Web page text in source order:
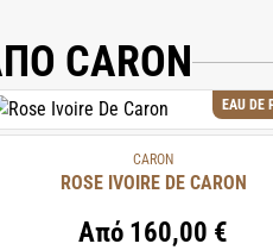
CARON
EAU DE
CARON
ROSE IVOIRE DE CARON
Από 160,00 €